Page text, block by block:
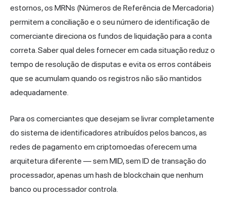
estornos, os MRNs (Números de Referência de Mercadoria)
permitem a conciliação e o seu número de identificação de
comerciante direciona os fundos de liquidação para a conta
correta. Saber qual deles fornecer em cada situação reduz o
tempo de resolução de disputas e evita os erros contábeis
que se acumulam quando os registros não são mantidos
adequadamente.
Para os comerciantes que desejam se livrar completamente
do sistema de identificadores atribuídos pelos bancos, as
redes de pagamento em criptomoedas oferecem uma
arquitetura diferente — sem MID, sem ID de transação do
processador, apenas um hash de blockchain que nenhum
banco ou processador controla.